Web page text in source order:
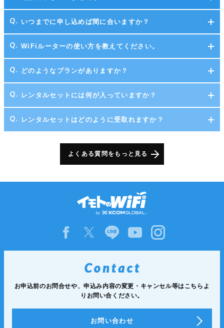
いつまでに申し込めば間に合いますか？
WiFiルーターの使い方を教えてください。
どのようなプランがありますか？
レンタルセットには何が入っていますか？
レンタルセットはどのように受取れますか？
よくある質問をもっと見る
お申込前のお問合せや、申込み内容の変更・キャンセル等はこちらよ
りお問い合ください。
お問い合わせ